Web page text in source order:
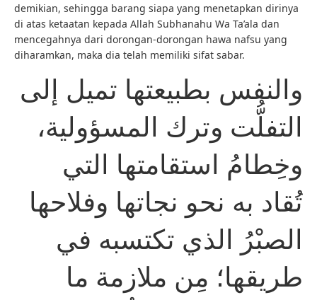
demikian, sehingga barang siapa yang menetapkan dirinya
di atas ketaatan kepada Allah Subhanahu Wa Ta’ala dan
mencegahnya dari dorongan-dorongan hawa nafsu yang
diharamkan, maka dia telah memiliki sifat sabar.
والنفس بطبيعتها تميل إلى
التفلُّت وترك المسؤولية،
وخِطامُ استقامتها التي
تُقاد به نحو نجاتها وفلاحها
الصبْرُ الذي تكتسبه في
طريقها؛ مِن ملازمة ما